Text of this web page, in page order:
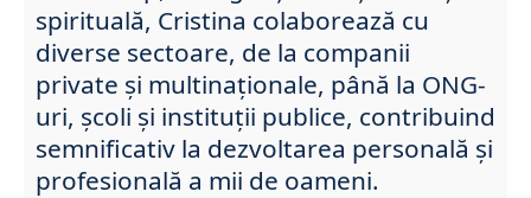
spirituală, Cristina colaborează cu
diverse sectoare, de la companii
private și multinaționale, până la ONG-
uri, școli și instituții publice, contribuind
semnificativ la dezvoltarea personală și
profesională a mii de oameni.